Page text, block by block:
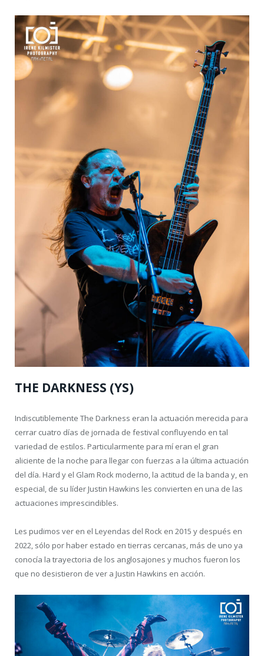
THE DARKNESS (YS)
Indiscutiblemente The Darkness eran la actuación merecida para
cerrar cuatro días de jornada de festival confluyendo en tal
variedad de estilos. Particularmente para mí eran el gran
aliciente de la noche para llegar con fuerzas a la última actuación
del día. Hard y el Glam Rock moderno, la actitud de la banda y, en
especial, de su líder Justin Hawkins les convierten en una de las
actuaciones imprescindibles.
Les pudimos ver en el Leyendas del Rock en 2015 y después en
2022, sólo por haber estado en tierras cercanas, más de uno ya
conocía la trayectoria de los anglosajones y muchos fueron los
que no desistieron de ver a Justin Hawkins en acción.